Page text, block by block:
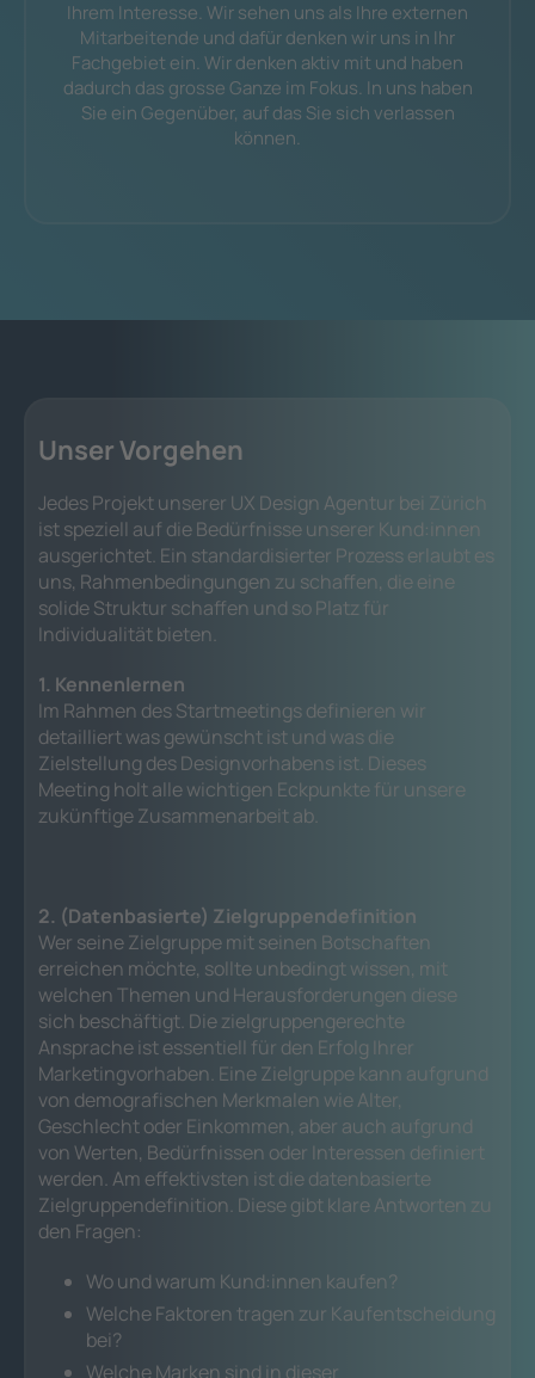
Ihrem Interesse. Wir sehen uns als Ihre externen
Mitarbeitende und dafür denken wir uns in Ihr
Fachgebiet ein. Wir denken aktiv mit und haben
dadurch das grosse Ganze im Fokus. In uns haben
Sie ein Gegenüber, auf das Sie sich verlassen
können.
Unser Vorgehen
Jedes Projekt unserer UX Design Agentur bei Zürich
ist speziell auf die Bedürfnisse unserer Kund:innen
ausgerichtet. Ein standardisierter Prozess erlaubt es
uns, Rahmenbedingungen zu schaffen, die eine
solide Struktur schaffen und so Platz für
Individualität bieten.
1. Kennenlernen
Im Rahmen des Startmeetings definieren wir
detailliert was gewünscht ist und was die
Zielstellung des Designvorhabens ist. Dieses
Meeting holt alle wichtigen Eckpunkte für unsere
zukünftige Zusammenarbeit ab.
2. (Datenbasierte) Zielgruppendefinition
Wer seine Zielgruppe mit seinen Botschaften
erreichen möchte, sollte unbedingt wissen, mit
welchen Themen und Herausforderungen diese
sich beschäftigt. Die zielgruppengerechte
Ansprache ist essentiell für den Erfolg Ihrer
Marketingvorhaben. Eine Zielgruppe kann aufgrund
von demografischen Merkmalen wie Alter,
Geschlecht oder Einkommen, aber auch aufgrund
von Werten, Bedürfnissen oder Interessen definiert
werden. Am effektivsten ist die datenbasierte
Zielgruppendefinition. Diese gibt klare Antworten zu
den Fragen:
Wo und warum Kund:innen kaufen?
Welche Faktoren tragen zur Kaufentscheidung
bei?
Welche Marken sind in dieser